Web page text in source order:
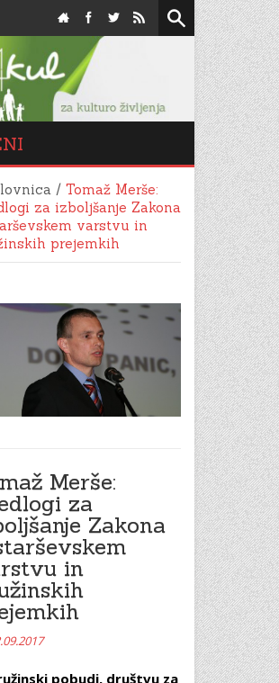
/ Tomaž Merše:
za izboljšanje Zakona
varstvu in
prejemkih
Merše:
za
Zakona
in
pobudi, društvu za